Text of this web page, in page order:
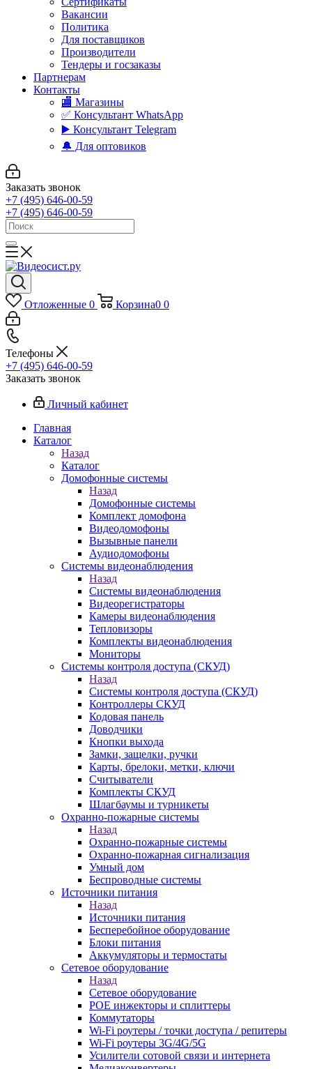
Вакансии
Политика
Для поставщиков
Производители
Тендеры и госзаказы
Партнерам
Контакты
🏬 Магазины
✅️ Консультант WhatsApp
▶️ Консультант Telegram
🔔 Для оптовиков
Заказать звонок
+7 (495) 646-00-59
+7 (495) 646-00-59
Отложенные 0 Корзина0 0
Телефоны
+7 (495) 646-00-59
Заказать звонок
Личный кабинет
Главная
Каталог
Назад
Каталог
Домофонные системы
Назад
Домофонные системы
Комплект домофона
Видеодомофоны
Вызывные панели
Аудиодомофоны
Системы видеонаблюдения
Назад
Системы видеонаблюдения
Видеорегистраторы
Камеры видеонаблюдения
Тепловизоры
Комплекты видеонаблюдения
Мониторы
Системы контроля доступа (СКУД)
Назад
Системы контроля доступа (СКУД)
Контроллеры СКУД
Кодовая панель
Доводчики
Кнопки выхода
Замки, защелки, ручки
Карты, брелоки, метки, ключи
Считыватели
Комплекты СКУД
Шлагбаумы и турникеты
Охранно-пожарные системы
Назад
Охранно-пожарные системы
Охранно-пожарная сигнализация
Умный дом
Беспроводные системы
Источники питания
Назад
Источники питания
Бесперебойное оборудование
Блоки питания
Аккумуляторы и термостаты
Сетевое оборудование
Назад
Сетевое оборудование
POE инжекторы и сплиттеры
Коммутаторы
Wi-Fi роутеры / точки доступа / репитеры
Wi-Fi роутеры 3G/4G/5G
Усилители сотовой связи и интернета